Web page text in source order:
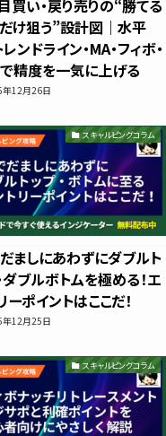
買い・戻り売りの“勝てる
け狙う”設計図｜水平
レンドライン・MA・フィボ・
精度を一気に上げる
12月26日
スキャルピングコラム
ましにあわずにダブルト
ダブルボトムを極める！エ
ーポイントはここだ！
12月25日
スキャルピングコラム